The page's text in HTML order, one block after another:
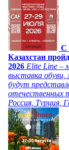
C
Казахстан
2026 Elite Line –
выставка обуви,
будут
отечественных
Россия, Турция,